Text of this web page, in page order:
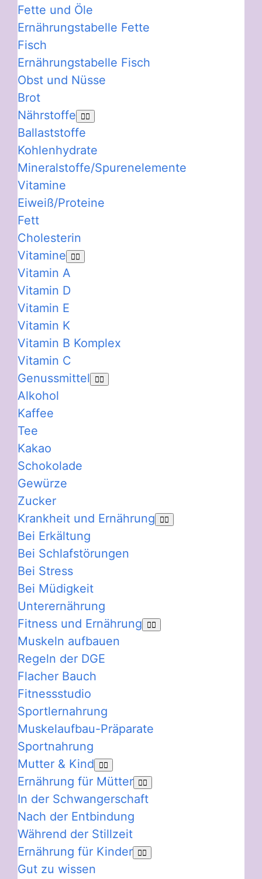
Fette und Öle
Ernährungstabelle Fette
Fisch
Ernährungstabelle Fisch
Obst und Nüsse
Brot
Nährstoffe
Ballaststoffe
Kohlenhydrate
Mineralstoffe/Spurenelemente
Vitamine
Eiweiß/Proteine
Fett
Cholesterin
Vitamine
Vitamin A
Vitamin D
Vitamin E
Vitamin K
Vitamin B Komplex
Vitamin C
Genussmittel
Alkohol
Kaffee
Tee
Kakao
Schokolade
Gewürze
Zucker
Krankheit und Ernährung
Bei Erkältung
Bei Schlafstörungen
Bei Stress
Bei Müdigkeit
Unterernährung
Fitness und Ernährung
Muskeln aufbauen
Regeln der DGE
Flacher Bauch
Fitnessstudio
Sportlernahrung
Muskelaufbau-Präparate
Sportnahrung
Mutter & Kind
Ernährung für Mütter
In der Schwangerschaft
Nach der Entbindung
Während der Stillzeit
Ernährung für Kinder
Gut zu wissen